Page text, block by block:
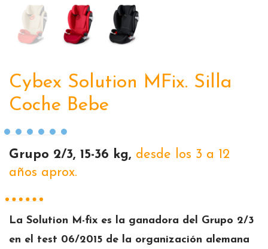
Cybex Solution MFix. Silla
Coche Bebe
Grupo 2/3, 15-36 kg, desde los 3 a 12
años aprox.
La Solution M-fix es la ganadora del Grupo 2/3
en el test 06/2015 de la organización alemana